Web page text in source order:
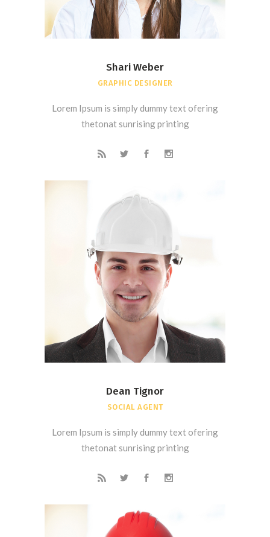
Shari Weber
GRAPHIC DESIGNER
Lorem Ipsum is simply dummy text ofering
thetonat sunrising printing
Dean Tignor
SOCIAL AGENT
Lorem Ipsum is simply dummy text ofering
thetonat sunrising printing